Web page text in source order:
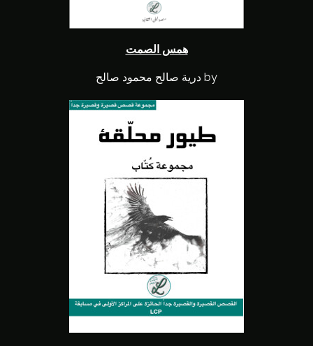
همس الصمت
by درية صالح محمود صالح